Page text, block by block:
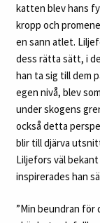
katten blev hans
kropp och
en sann atlet.
dess rätta sätt, i
han ta sig till dem
egen nivå, blev
under skogens
också detta
blir till djärva
Liljefors väl
inspirerades han
”Min beundran för